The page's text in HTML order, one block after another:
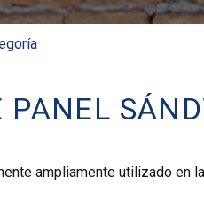
PANEL
ampliamente utilizado en